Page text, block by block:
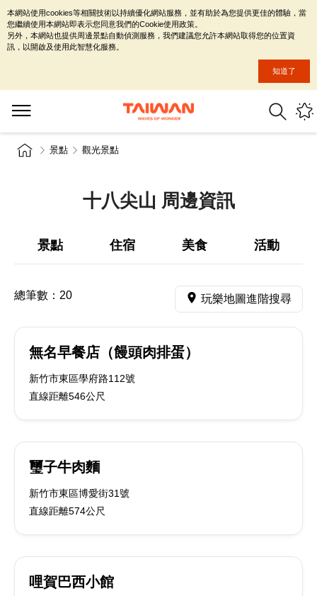
景點 觀光景點
十八尖山 周邊資訊
景點 住宿 美食 活動
總筆數： 20 玩樂地圖進階搜尋
無名早餐店（饅頭肉排蛋）
新竹市東區學府路112號
直線距離546公尺
璽子牛肉麵
新竹市東區博愛街31號
直線距離574公尺
哩賀巴西小館
本網站使用cookies等相關技術以持續優化網站服務，並有助於為您提供更佳的體驗，當
您繼續使用本網站即表示您同意我們的Cookie使用政策。
另外，本網站也提供周邊景點自動偵測服務，我們建議您允許本網站取得您的位置資
訊，以開啟及使用此智慧化服務。
知道了